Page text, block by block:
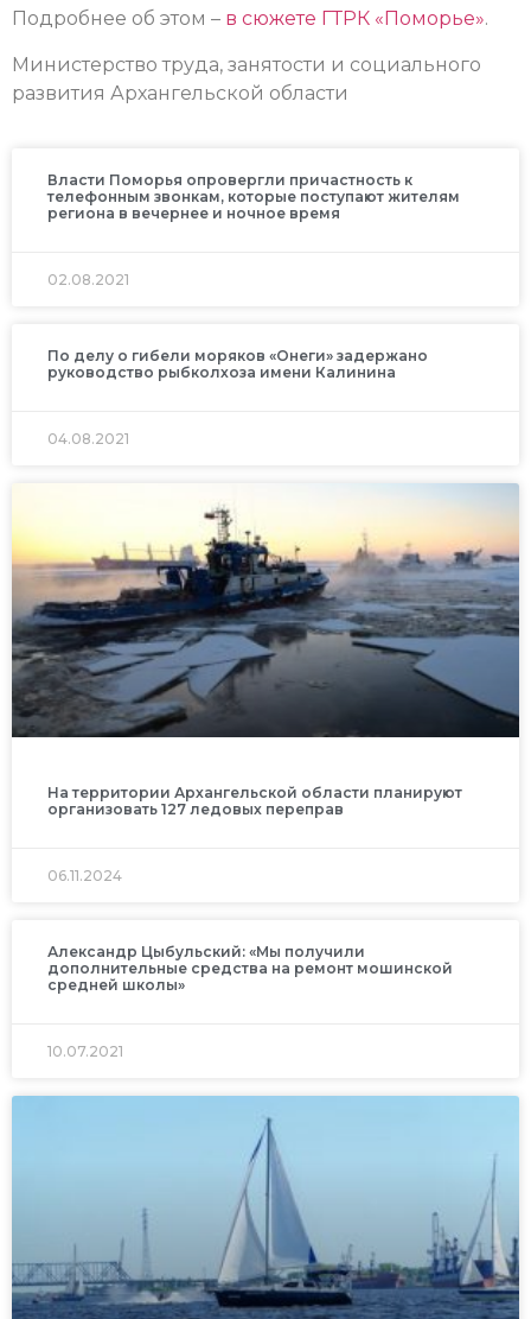
Подробнее об этом – в сюжете ГТРК «Поморье».
Министерство труда, занятости и социального
развития Архангельской области
Власти Поморья опровергли причастность к
телефонным звонкам, которые поступают жителям
региона в вечернее и ночное время
02.08.2021
По делу о гибели моряков «Онеги» задержано
руководство рыбколхоза имени Калинина
04.08.2021
На территории Архангельской области планируют
организовать 127 ледовых переправ
06.11.2024
Александр Цыбульский: «Мы получили
дополнительные средства на ремонт мошинской
средней школы»
10.07.2021